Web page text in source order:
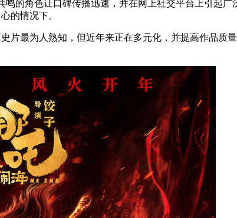
的角色让口碑传播迅速，并在网上社交平台上引起
的情况下。
片最为人熟知，但近年来正在多元化，并提高作品